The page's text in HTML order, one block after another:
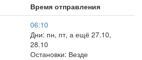
Время отправления
06:10
Дни: пн, пт, а ещё 27.10,
28.10
Остановки: Везде